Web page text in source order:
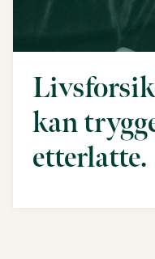
kan
etterlatte.